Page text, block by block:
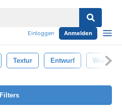
Einloggen Anmelden
Textur Entwurf Weiß
Filters